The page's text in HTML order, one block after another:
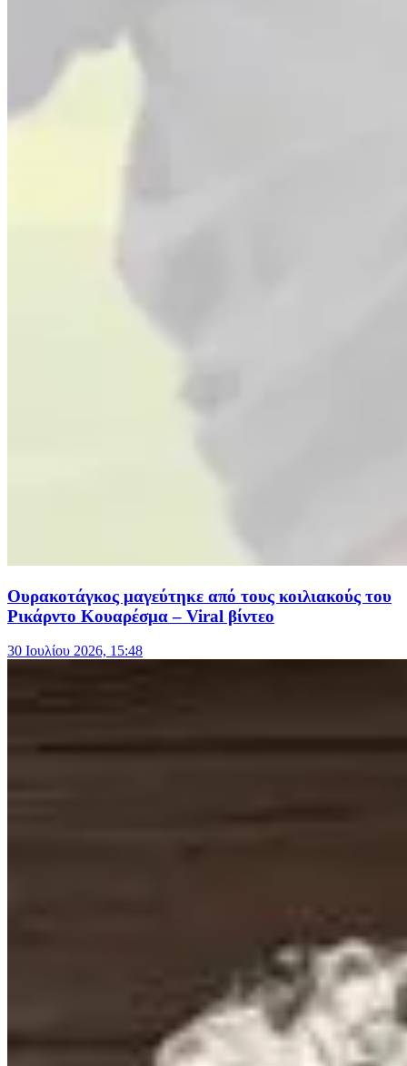
Ουρακοτάγκος μαγεύτηκε από τους κοιλιακούς του
Ρικάρντο Κουαρέσμα – Viral βίντεο
30 Ιουλίου 2026, 15:48